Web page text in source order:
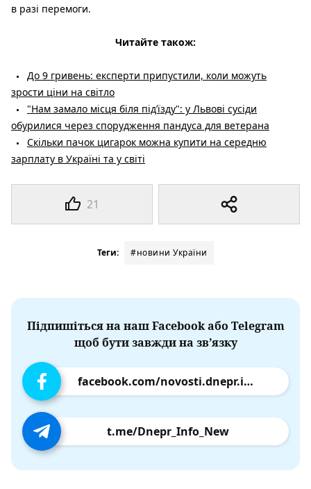
21
в разі перемоги.
Читайте також:
До 9 гривень: експерти припустили, коли можуть
зрости ціни на світло
"Нам замало місця біля під’їзду": у Львові сусіди
обурилися через спорудження пандуса для ветерана
Скільки пачок цигарок можна купити на середню
зарплату в Україні та у світі
Теги: #новини України
Підпишіться на наш Facebook або Telegram
щоб бути завжди на зв’язку
facebook.com/novosti.dnepr.info
t.me/Dnepr_Info_New